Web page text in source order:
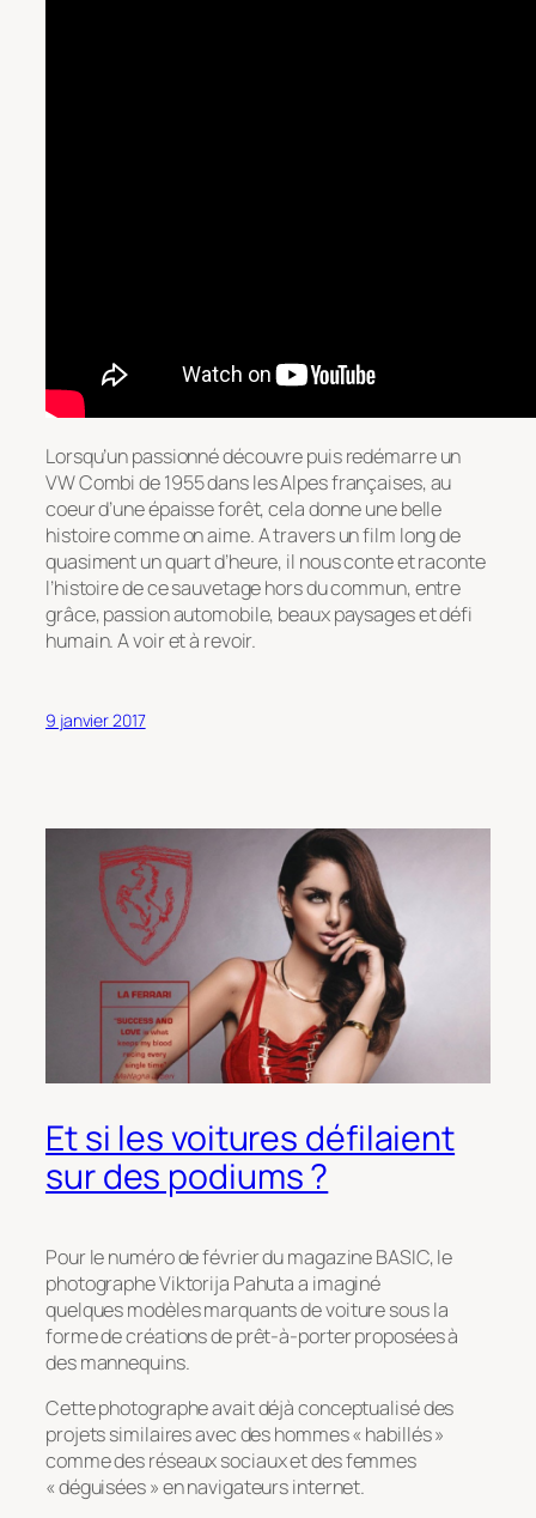
Lorsqu’un passionné découvre puis redémarre un
VW Combi de 1955 dans les Alpes françaises, au
coeur d’une épaisse forêt, cela donne une belle
histoire comme on aime. A travers un film long de
quasiment un quart d’heure, il nous conte et raconte
l’histoire de ce sauvetage hors du commun, entre
grâce, passion automobile, beaux paysages et défi
humain. A voir et à revoir.
9 janvier 2017
Et si les voitures défilaient
sur des podiums ?
Pour le numéro de février du magazine BASIC, le
photographe Viktorija Pahuta a imaginé
quelques modèles marquants de voiture sous la
forme de créations de prêt-à-porter proposées à
des mannequins.
Cette photographe avait déjà conceptualisé des
projets similaires avec des hommes « habillés »
comme des réseaux sociaux et des femmes
« déguisées » en navigateurs internet.